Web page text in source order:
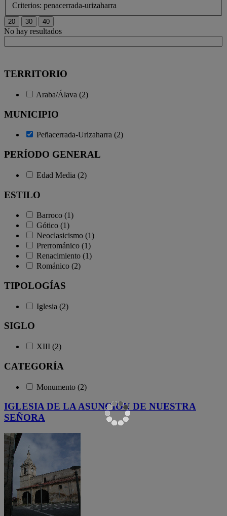
Criterios: penacerrada-urizaharra
No hay resultados
TERRITORIO
Araba/Álava (2)
MUNICIPIO
Peñacerrada-Urizaharra (2)
PERÍODO GENERAL
Edad Media (2)
ESTILO
Barroco (1)
Gótico (1)
Neoclasicismo (1)
Prerrománico (1)
Renacimiento (1)
Románico (2)
TIPOLOGÍAS
Iglesia (2)
SIGLO
XIII (2)
CATEGORÍA
Monumento (2)
IGLESIA DE LA ASUNCIÓN DE NUESTRA
SEÑORA